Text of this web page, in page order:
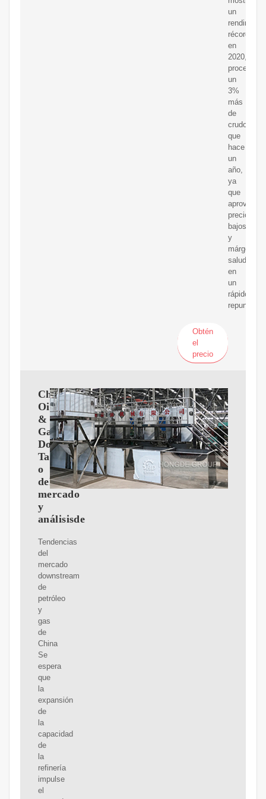
un
récord
en
2020,
un
3%
más
de
crudo
que
hace
un
año,
ya
que
precios
bajos
y
márgenes
saludables
en
un
rápido
repunte
Obtén
el
precio
China
Oil
&
Gas
Downstream
Tama?
o
del
mercado
y
análisisde
Tendencias
del
mercado
downstream
de
petróleo
y
gas
de
China
Se
espera
que
la
expansión
de
la
capacidad
de
la
refinería
impulse
el